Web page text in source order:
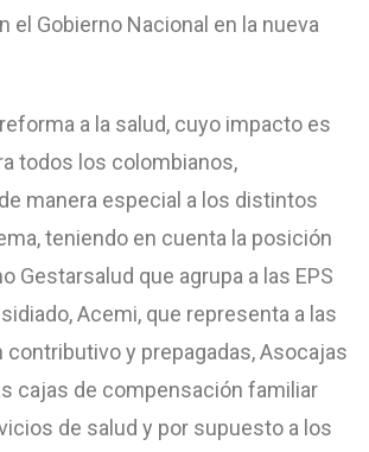
el Gobierno Nacional en la nueva
a la salud, cuyo impacto es
todos los colombianos,
manera especial a los distintos
teniendo en cuenta la posición
Gestarsalud que agrupa a las EPS
Acemi, que representa a las
contributivo y prepagadas, Asocajas
cajas de compensación familiar
de salud y por supuesto a los